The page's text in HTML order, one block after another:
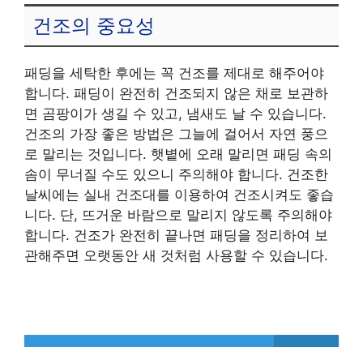
건조의 중요성
패딩을 세탁한 후에는 꼭 건조를 제대로 해주어야
합니다. 패딩이 완전히 건조되지 않은 채로 보관하
면 곰팡이가 생길 수 있고, 냄새도 날 수 있습니다.
건조의 가장 좋은 방법은 그늘에 걸어서 자연 풍으
로 말리는 것입니다. 햇볕에 오래 말리면 패딩 속의
솜이 무너질 수도 있으니 주의해야 합니다. 건조한
날씨에는 실내 건조대를 이용하여 건조시켜도 좋습
니다. 단, 뜨거운 바람으로 말리지 않도록 주의해야
합니다. 건조가 완전히 끝나면 패딩을 정리하여 보
관해주면 오랫동안 새 것처럼 사용할 수 있습니다.